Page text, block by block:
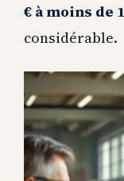
€ à moins de
considérable.